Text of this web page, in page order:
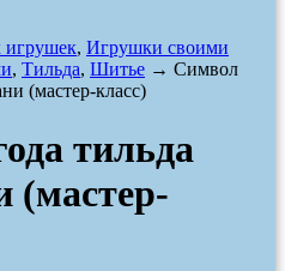
игрушек, Игрушки своими
, Тильда, Шитье → Символ
(мастер-класс)
тильда
(мастер-